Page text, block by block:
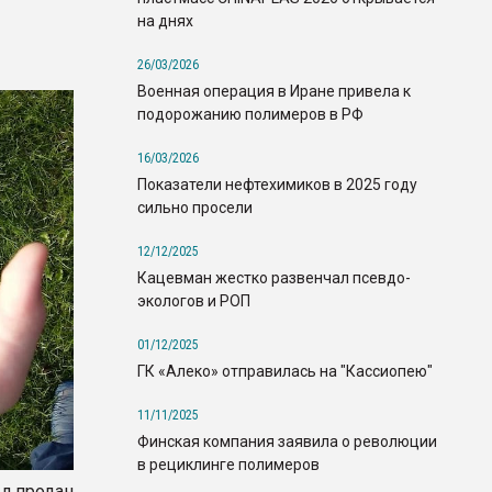
на днях
26/03/2026
Военная операция в Иране привела к
подорожанию полимеров в РФ
16/03/2026
Показатели нефтехимиков в 2025 году
сильно просели
12/12/2025
Кацевман жестко развенчал псевдо-
экологов и РОП
01/12/2025
ГК «Алеко» отправилась на "Кассиопею"
11/11/2025
Финская компания заявила о революции
в рециклинге полимеров